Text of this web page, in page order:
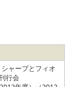
ャープとフィオ
行会